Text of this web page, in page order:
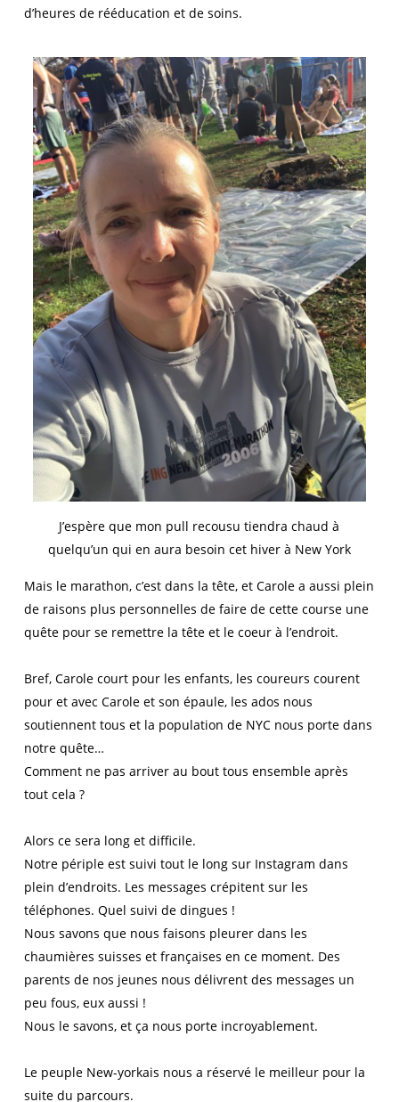
d’heures de rééducation et de soins.
J’espère que mon pull recousu tiendra chaud à
quelqu’un qui en aura besoin cet hiver à New York
Mais le marathon, c’est dans la tête, et Carole a aussi plein
de raisons plus personnelles de faire de cette course une
quête pour se remettre la tête et le coeur à l’endroit.
Bref, Carole court pour les enfants, les coureurs courent
pour et avec Carole et son épaule, les ados nous
soutiennent tous et la population de NYC nous porte dans
notre quête…
Comment ne pas arriver au bout tous ensemble après
tout cela ?
Alors ce sera long et difficile.
Notre périple est suivi tout le long sur Instagram dans
plein d’endroits. Les messages crépitent sur les
téléphones. Quel suivi de dingues !
Nous savons que nous faisons pleurer dans les
chaumières suisses et françaises en ce moment. Des
parents de nos jeunes nous délivrent des messages un
peu fous, eux aussi !
Nous le savons, et ça nous porte incroyablement.
Le peuple New-yorkais nous a réservé le meilleur pour la
suite du parcours.